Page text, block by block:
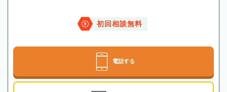
初回相談無料
電話する